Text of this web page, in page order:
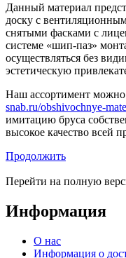
Данный материал
доску с
снятыми фасками с
системе «шип-паз»
осуществляться без
эстетическую
Наш ассортимент можно
snab.ru/obshivochnye-
имитацию бруса
высокое качество всей
Продолжить
Перейти на полную
Информация
О нас
Информация о